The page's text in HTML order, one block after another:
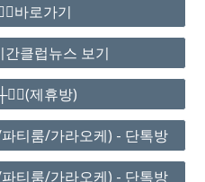
바로가기
간클럽뉴스 보기
제휴방)
티룸/가라오케) - 단톡방
티룸/가라오케) - 단톡방